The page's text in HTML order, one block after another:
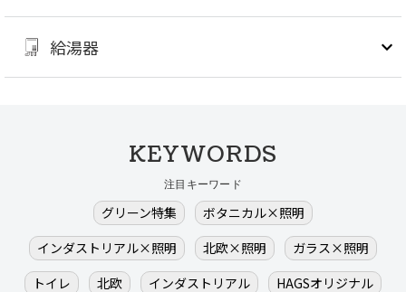
給湯器
KEYWORDS
注目キーワード
グリーン特集
ボタニカル×照明
インダストリアル×照明
北欧×照明
ガラス×照明
トイレ
北欧 インダストリアル
HAGSオリジナル